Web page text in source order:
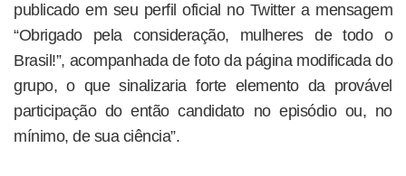
publicado em seu perfil oficial no Twitter a mensagem
“Obrigado pela consideração, mulheres de todo o
Brasil!”, acompanhada de foto da página modificada do
grupo, o que sinalizaria forte elemento da provável
participação do então candidato no episódio ou, no
mínimo, de sua ciência”.